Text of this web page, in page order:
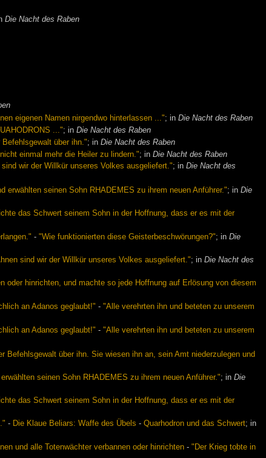
Die Nacht des Raben
eigenen Namen nirgendwo hinterlassen ..."; inDie Nacht des Raben
..."; inDie Nacht des Raben
über ihn."; inDie Nacht des Raben
einmal mehr die Heiler zu lindern."; inDie Nacht des Raben
wir der Willkür unseres Volkes ausgeliefert."; inDie Nacht des
seinen Sohn RHADEMES zu ihrem neuen Anführer."; inDie
das Schwert seinem Sohn in der Hoffnung, dass er es mit der
-"Wie funktionierten diese Geisterbeschwörungen?"; inDie
sind wir der Willkür unseres Volkes ausgeliefert."; inDie Nacht des
hinrichten, und machte so jede Hoffnung auf Erlösung von diesem
an Adanos geglaubt!" -"Alle verehrten ihn und beteten zu unserem
an Adanos geglaubt!" -"Alle verehrten ihn und beteten zu unserem
über ihn. Sie wiesen ihn an, sein Amt niederzulegen und
seinen Sohn RHADEMES zu ihrem neuen Anführer."; inDie
das Schwert seinem Sohn in der Hoffnung, dass er es mit der
- Die Klaue Beliars: Waffe des Übels -Quarhodron und das Schwert; in
und alle Totenwächter verbannen oder hinrichten -"Der Krieg tobte in